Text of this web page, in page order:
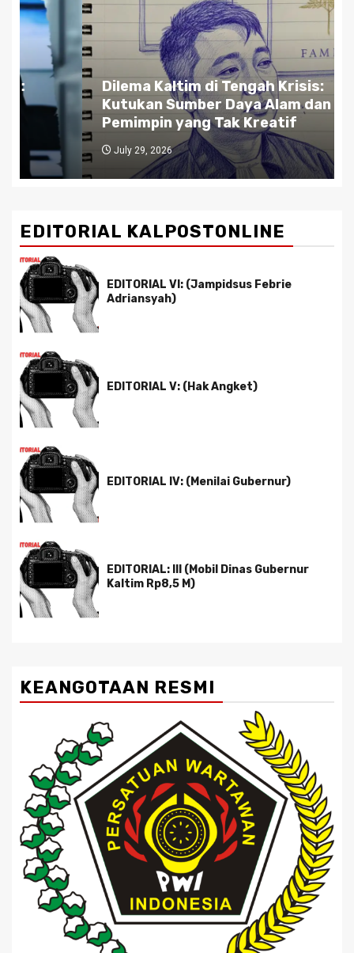
Dilema Kaltim di Tengah Krisis:
Kutukan Sumber Daya Alam dan
Pemimpin yang Tak Kreatif
July 29, 2026
EDITORIAL KALPOSTONLINE
EDITORIAL VI: (Jampidsus Febrie
Adriansyah)
EDITORIAL V: (Hak Angket)
EDITORIAL IV: (Menilai Gubernur)
EDITORIAL: III (Mobil Dinas Gubernur
Kaltim Rp8,5 M)
KEANGOTAAN RESMI